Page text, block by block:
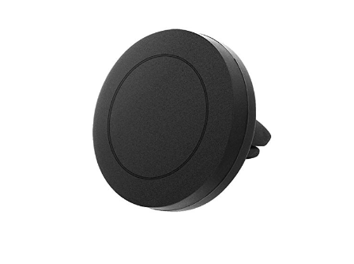
qualidade para garantir durabilidade e resistência
ao desgaste, prometendo uma vida útil mais longa e